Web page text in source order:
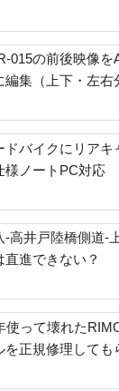
015の前後映像を
編集（上下・左右
ドバイクにリアキ
様ノートPC対応
-高井戸陸橋側道-
直進できない？
使って壊れた
を正規修理しても